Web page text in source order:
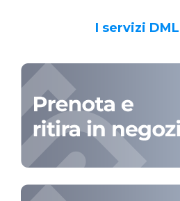
I servizi